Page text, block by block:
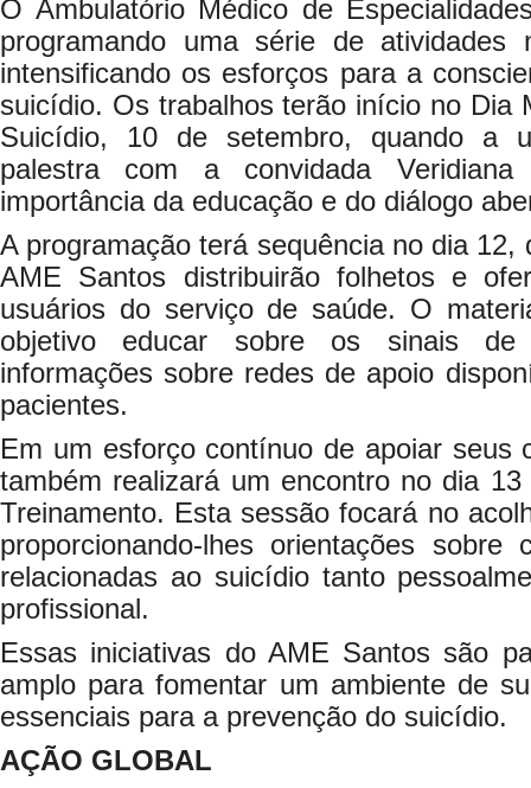
O Ambulatório Médico de
programando uma série de atividades
intensificando os esforços para a
suicídio. Os trabalhos terão início no Dia
Suicídio, 10 de setembro, quando a
palestra com a convidada
importância da educação e do diálogo
A programação terá sequência no dia 12,
AME Santos distribuirão folhetos e
usuários do serviço de saúde. O
objetivo educar sobre os sinais de
informações sobre redes de apoio
pacientes.
Em um esforço contínuo de apoiar seus
também realizará um encontro no dia
Treinamento. Esta sessão focará no
proporcionando-lhes orientações sobre
relacionadas ao suicídio tanto
profissional.
Essas iniciativas do AME Santos são
amplo para fomentar um ambiente de
essenciais para a prevenção do suicídio.
AÇÃO GLOBAL